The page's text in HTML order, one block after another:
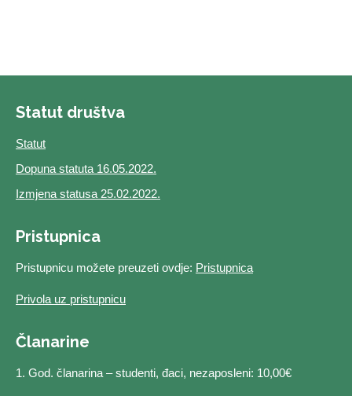
Statut društva
Statut
Dopuna statuta 16.05.2022.
Izmjena statusa 25.02.2022.
Pristupnica
Pristupnicu možete preuzeti ovdje: Pristupnica
Privola uz pristupnicu
Članarine
1. God. članarina – studenti, đaci, nezaposleni: 10,00€